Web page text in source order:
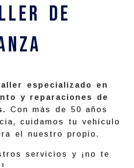
de
especializado en
y reparaciones de
Con más de 50 años
cuidamos tu vehículo
el nuestro propio.
servicios y ¡no te